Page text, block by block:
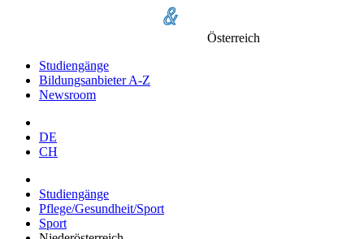
Österreich
Studiengänge
Bildungsanbieter A-Z
Newsroom
DE
CH
Studiengänge
Pflege/Gesundheit/Sport
Sport